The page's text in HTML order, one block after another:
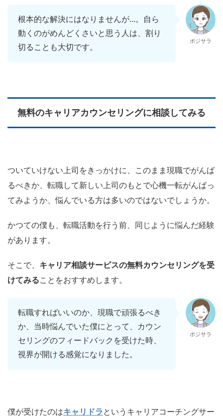
根本的な解決にはなりませんが...。自ら
動くのがめんどくさいと思う人は、割り
切ることも大切です。
ポジサラ
無料のキャリアカウンセリングに相談してみる
ついていけない上司をきっかけに、このまま現職でがんば
るべきか、転職して新しい上司のもとで心機一転がんばっ
てみようか、悩んでいる方は多いのではないでしょうか。
かつての僕も、転職活動を行う前、同じように悩んだ経験
があります。
そこで、 キャリア相談サービスの無料カウンセリングを受
けてみることをおすすめします。
転職すればいいのか、現職で頑張るべき
か、当時悩んでいた僕にとって、カウン
セリングのフィードバックを受けた時、
視界が開ける感覚になりました。
ポジサラ
僕が受けたのはキャリドラ というキャリアコーチングサー